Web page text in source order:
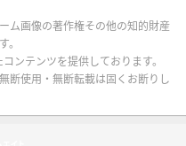
ム画像の著作権その他の知的財産
ンテンツを提供しております。
断使用・無断転載は固くお断りし